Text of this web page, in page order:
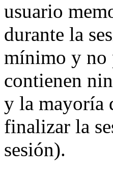
usuario
durante la
mínimo y no
contienen
y la mayoría
finalizar la
sesión).